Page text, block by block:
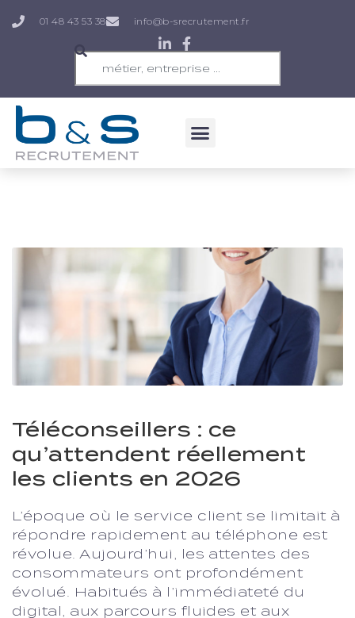
01 48 43 53 38 info@b-srecrutement.fr
Téléconseillers : ce
qu’attendent réellement
les clients en 2026
L’époque où le service client se limitait à
répondre rapidement au téléphone est
révolue. Aujourd’hui, les attentes des
consommateurs ont profondément
évolué. Habitués à l’immédiateté du
digital, aux parcours fluides et aux